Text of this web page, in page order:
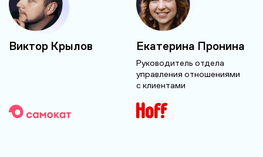
Виктор Крылов Екатерина Пронина
Руководитель отдела
управления отношениями
с клиентами